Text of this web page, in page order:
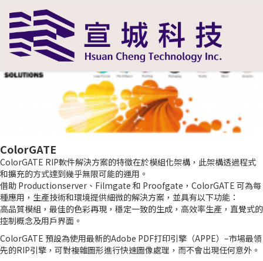
ColorGATE
ColorGATE RIP軟件解決方案的特徵在於模組化架構，此架構透過程式
和擴充的方式達到幾乎無限可能的運用。
借助 Productionserver、Filmgate 和 Proofgate，ColorGATE 可為每
種應用，生產技術和環境提供細微的解決方案，並具有以下功能：
高品質模組，最佳的色彩再現，穩定一致的生成，高效率生產，直覺式的
控制概念及用戶界面。
ColorGATE 預設為使用最新的Adobe PDF打印引擎（APPE）–市場最領
先的RIP引擎，可對複雜圖形進行快速圖像處理，而不會出現任何意外。